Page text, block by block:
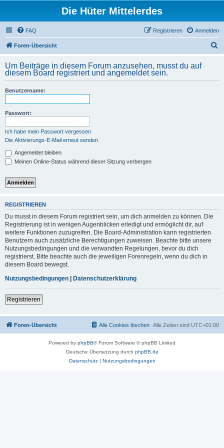
Die Hüter Mittelerdes
FAQ Anmelden
Registrieren
Foren-Übersicht
h
Um Beiträge in diesem Forum anzusehen, musst du auf
diesem Board registriert und angemeldet sein.
Benutzername:
Passwort:
Ich habe mein Passwort vergessen
Die Aktivierungs-E-Mail erneut senden
Angemeldet bleiben
Meinen Online-Status während dieser Sitzung verbergen
REGISTRIEREN
Du musst in diesem Forum registriert sein, um dich anmelden zu können. Die
Registrierung ist in wenigen Augenblicken erledigt und ermöglicht dir, auf
weitere Funktionen zuzugreifen. Die Board-Administration kann registrierten
Benutzern auch zusätzliche Berechtigungen zuweisen. Beachte bitte unsere
Nutzungsbedingungen und die verwandten Regelungen, bevor du dich
registrierst. Bitte beachte auch die jeweiligen Forenregeln, wenn du dich in
diesem Board bewegst.
Nutzungsbedingungen | Datenschutzerklärung
Registrieren
Foren-Übersicht Alle Zeiten sind UTC+01:00
Alle Cookies löschen
Powered by phpBB® Forum Software © phpBB Limited
Deutsche Übersetzung durch phpBB.de
Datenschutz| Nutzungsbedingungen